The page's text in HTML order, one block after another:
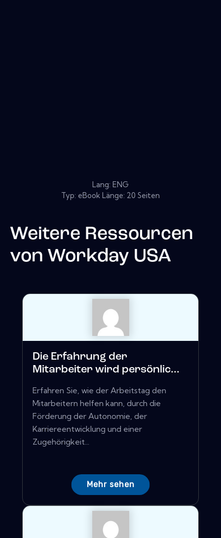
Lang: ENG
Typ: eBook Länge: 20 Seiten
Weitere Ressourcen
von Workday USA
Die Erfahrung der
Mitarbeiter wird persönlic...
Erfahren Sie, wie der Arbeitstag den
Mitarbeitern helfen kann, durch die
Förderung der Autonomie, der
Karriereentwicklung und einer
Zugehörigkeit...
Mehr sehen